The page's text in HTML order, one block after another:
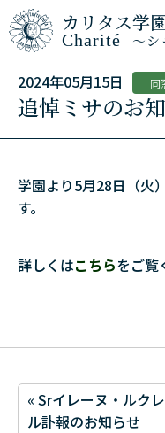
カリタス学
Charité ～シ
2024年05月15日 同
追悼ミサのお
学園より5月28日（火
す。
詳しくはこちらをご覧
« Srイレーヌ・ルク
ル訃報のお知らせ